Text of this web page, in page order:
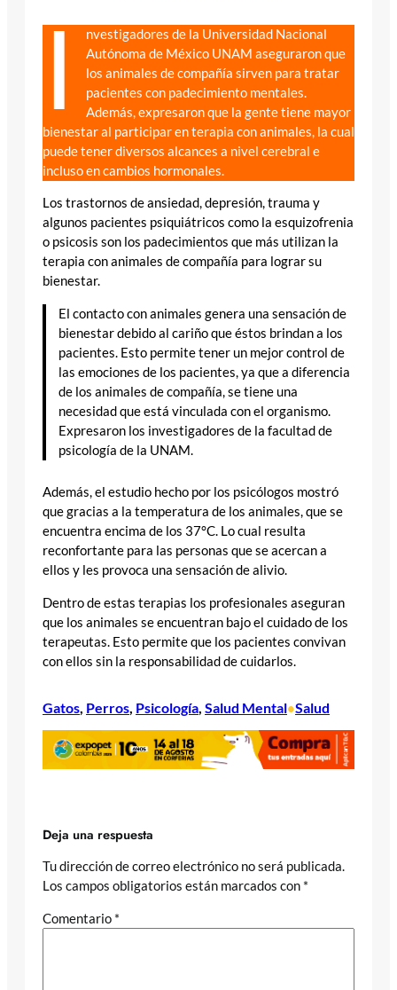
I
nvestigadores de la Universidad Nacional
Autónoma de México UNAM aseguraron que
los animales de compañía sirven para tratar
pacientes con padecimiento mentales.
Además, expresaron que la gente tiene mayor
bienestar al participar en terapia con animales, la cual
puede tener diversos alcances a nivel cerebral e
incluso en cambios hormonales.
Los trastornos de ansiedad, depresión, trauma y
algunos pacientes psiquiátricos como la esquizofrenia
o psicosis son los padecimientos que más utilizan la
terapia con animales de compañía para lograr su
bienestar.
El contacto con animales genera una sensación de
bienestar debido al cariño que éstos brindan a los
pacientes. Esto permite tener un mejor control de
las emociones de los pacientes, ya que a diferencia
de los animales de compañía, se tiene una
necesidad que está vinculada con el organismo.
Expresaron los investigadores de la facultad de
psicología de la UNAM.
Además, el estudio hecho por los psicólogos mostró
que gracias a la temperatura de los animales, que se
encuentra encima de los 37°C. Lo cual resulta
reconfortante para las personas que se acercan a
ellos y les provoca una sensación de alivio.
Dentro de estas terapias los profesionales aseguran
que los animales se encuentran bajo el cuidado de los
terapeutas. Esto permite que los pacientes convivan
con ellos sin la responsabilidad de cuidarlos.
Gatos Perros Psicología Salud Mental•Salud
Deja una respuesta
Tu dirección de correo electrónico no será publicada.
Los campos obligatorios están marcados con *
Comentario *